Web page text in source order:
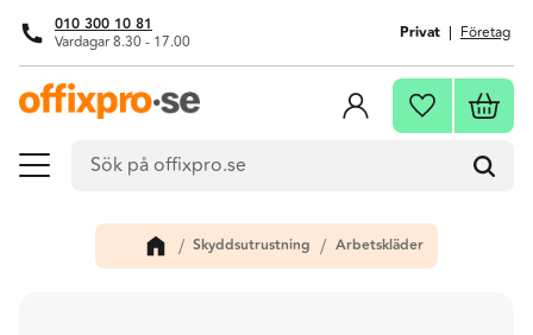
Meny
010 300 10 81
Vardagar 8.30 - 17.00 Privat Företag
Favoriter
Skyddsutrustning Arbetskläder